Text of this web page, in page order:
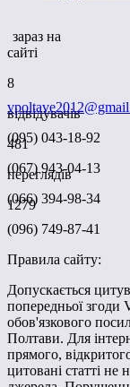
зараз на
сайті
8
відвідувачів
481
переглядів
1279
(095) 043-18-92
(067) 943-04-13
(066) 394-98-34
(096) 749-87-41
Правила сайту:
Допускається
попередньої згоди
обов'язкового
Полтави. Для
прямого,
цитовані статті не